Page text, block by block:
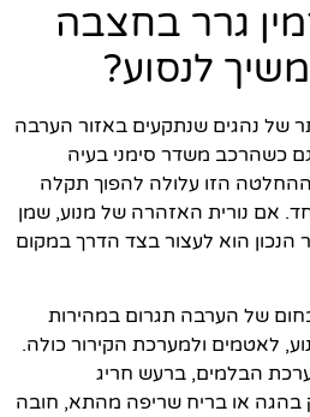
גרר בחצבה
לנסוע?
של נהגים שנתקעים באזור הערבה
כשהרכב משדר סימני בעיה
הזו עלולה להפוך תקלה
אם נורית האזהרה של מנוע, שמן
הוא לעצור בצד הדרך במקום
של הערבה תגרום במהירות
לאטמים ולמערכת הקירור כולה.
הבלמים, ברעש חריג
בהגה או בריח שריפה מהתא, חובה